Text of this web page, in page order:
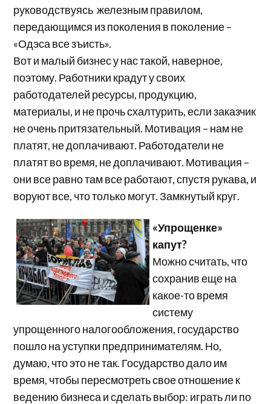
руководствуясь железным правилом,
передающимся из поколения в поколение –
«Одэса все зъисть».
Вот и малый бизнес у нас такой, наверное,
поэтому. Работники крадут у своих
работодателей ресурсы, продукцию,
материалы, и не прочь схалтурить, если заказчик
не очень притязательный. Мотивация – нам не
платят, не доплачивают. Работодатели не
платят во время, не доплачивают. Мотивация –
они все равно там все работают, спустя рукава, и
воруют все, что только могут. Замкнутый круг.
«Упрощенке»
капут?
Можно считать, что
сохранив еще на
какое-то время
систему
упрощенного налогообложения, государство
пошло на уступки предпринимателям. Но,
думаю, что это не так. Государство дало им
время, чтобы пересмотреть свое отношение к
ведению бизнеса и сделать выбор: играть ли по